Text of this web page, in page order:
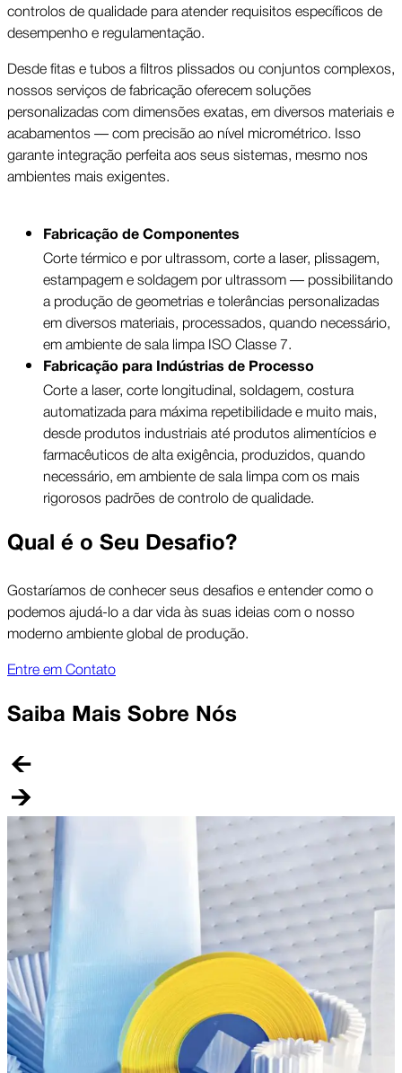
controlos de qualidade para atender requisitos específicos de
desempenho e regulamentação.
Desde fitas e tubos a filtros plissados ou conjuntos complexos,
nossos serviços de fabricação oferecem soluções
personalizadas com dimensões exatas, em diversos materiais e
acabamentos — com precisão ao nível micrométrico. Isso
garante integração perfeita aos seus sistemas, mesmo nos
ambientes mais exigentes.
Fabricação de Componentes
Corte térmico e por ultrassom, corte a laser, plissagem,
estampagem e soldagem por ultrassom — possibilitando
a produção de geometrias e tolerâncias personalizadas
em diversos materiais, processados, quando necessário,
em ambiente de sala limpa ISO Classe 7.
Fabricação para Indústrias de Processo
Corte a laser, corte longitudinal, soldagem, costura
automatizada para máxima repetibilidade e muito mais,
desde produtos industriais até produtos alimentícios e
farmacêuticos de alta exigência, produzidos, quando
necessário, em ambiente de sala limpa com os mais
rigorosos padrões de controlo de qualidade.
Qual é o Seu Desafio?
Gostaríamos de conhecer seus desafios e entender como o
podemos ajudá-lo a dar vida às suas ideias com o nosso
moderno ambiente global de produção.
Entre em Contato
Saiba Mais Sobre Nós